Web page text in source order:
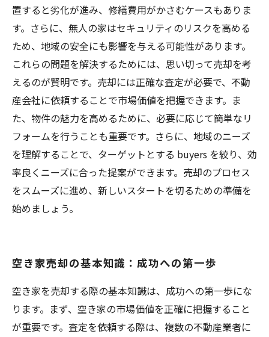
置すると劣化が進み、修繕費用がかさむケースもありま
す。さらに、無人の家はセキュリティのリスクを高める
ため、地域の安全にも影響を与える可能性があります。
これらの問題を解決するためには、思い切って売却を考
えるのが賢明です。売却には正確な査定が必要で、不動
産会社に依頼することで市場価値を把握できます。ま
た、物件の魅力を高めるために、必要に応じて簡単なリ
フォームを行うことも重要です。さらに、地域のニーズ
を理解することで、ターゲットとする buyers を絞り、効
率良くニーズに合った提案ができます。売却のプロセス
をスムーズに進め、新しいスタートを切るための準備を
始めましょう。
空き家売却の基本知識：成功への第一歩
空き家を売却する際の基本知識は、成功への第一歩にな
ります。まず、空き家の市場価値を正確に把握すること
が重要です。査定を依頼する際は、複数の不動産業者に